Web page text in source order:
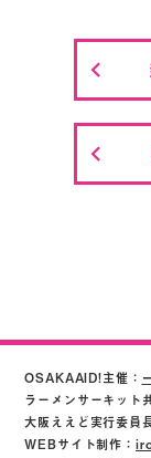
OSAKAAID!主催：
ラーメンサーキット
大阪ええど実行委員
WEBサイト制作：